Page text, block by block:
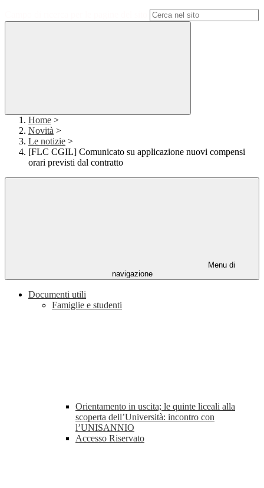
Home >
Novità >
Le notizie >
[FLC CGIL] Comunicato su applicazione nuovi compensi
orari previsti dal contratto
Menu di
navigazione
Documenti utili
Famiglie e studenti
Orientamento in uscita; le quinte liceali alla
scoperta dell’Università: incontro con
l’UNISANNIO
Accesso Riservato